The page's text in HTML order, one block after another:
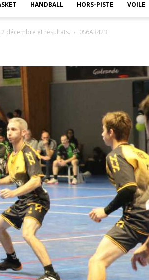
HANDBALL HORS-PISTE VOILE
décembre et résultats. 0S6A3423